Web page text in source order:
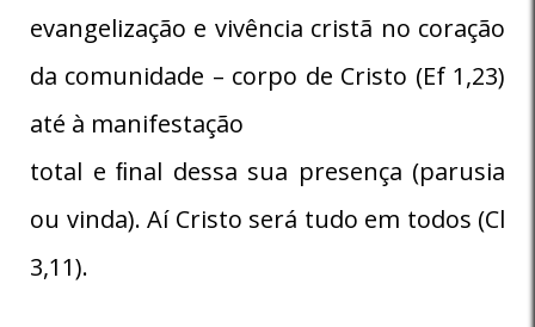
evangelização e vivência cristã no coração
da comunidade – corpo de Cristo (Ef 1,23)
até à manifestação
total e ﬁnal dessa sua presença (parusia
ou vinda). Aí Cristo será tudo em todos (Cl
3,11).